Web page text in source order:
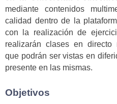
mediante contenidos
calidad dentro de la
con la realización de
realizarán clases en directo
que podrán ser vistas en
presente en las mismas.
Objetivos